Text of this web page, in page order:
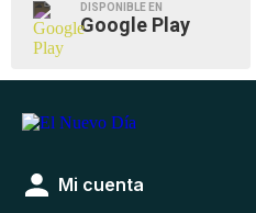
DISPONIBLE EN
Google Play
Mi cuenta